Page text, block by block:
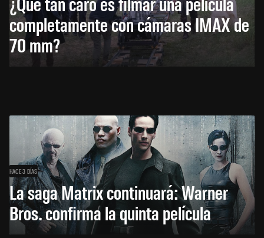
completamente con cámaras IMAX de
70 mm?
HACE 3 DÍAS
La saga Matrix continuará: Warner
Bros. confirma la quinta película